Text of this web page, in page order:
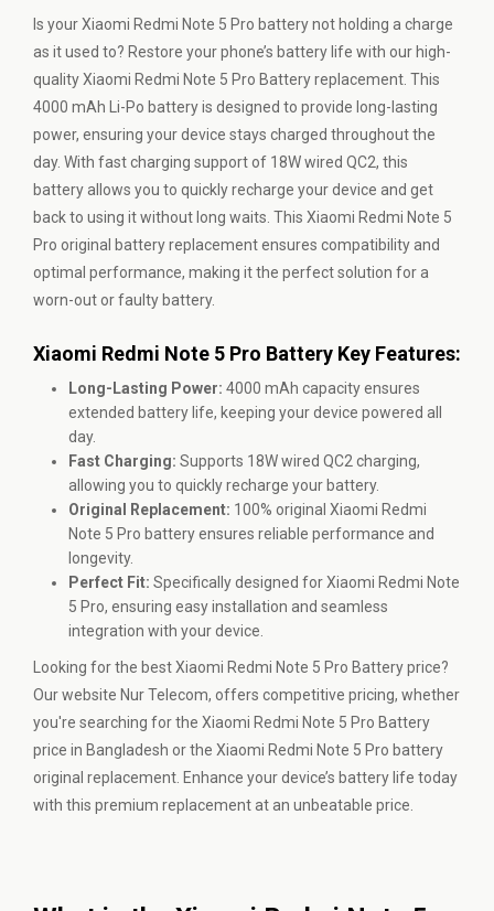
Is your Xiaomi Redmi Note 5 Pro battery not holding a charge
as it used to? Restore your phone’s battery life with our high-
quality Xiaomi Redmi Note 5 Pro Battery replacement. This
4000 mAh Li-Po battery is designed to provide long-lasting
power, ensuring your device stays charged throughout the
day. With fast charging support of 18W wired QC2, this
battery allows you to quickly recharge your device and get
back to using it without long waits. This Xiaomi Redmi Note 5
Pro original battery replacement ensures compatibility and
optimal performance, making it the perfect solution for a
worn-out or faulty battery.
Xiaomi Redmi Note 5 Pro Battery Key Features:
Long-Lasting Power: 4000 mAh capacity ensures
extended battery life, keeping your device powered all
day.
Fast Charging: Supports 18W wired QC2 charging,
allowing you to quickly recharge your battery.
Original Replacement: 100% original Xiaomi Redmi
Note 5 Pro battery ensures reliable performance and
longevity.
Perfect Fit: Specifically designed for Xiaomi Redmi Note
5 Pro, ensuring easy installation and seamless
integration with your device.
Looking for the best Xiaomi Redmi Note 5 Pro Battery price?
Our website Nur Telecom, offers competitive pricing, whether
you're searching for the Xiaomi Redmi Note 5 Pro Battery
price in Bangladesh or the Xiaomi Redmi Note 5 Pro battery
original replacement. Enhance your device’s battery life today
with this premium replacement at an unbeatable price.